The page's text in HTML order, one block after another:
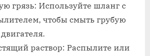
грязь: Используйте шланг с
чтобы смыть грубую
раствор: Распылите или